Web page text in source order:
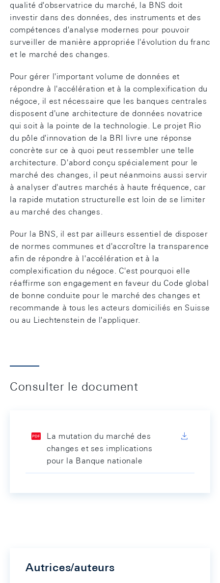
qualité d'observatrice du marché, la BNS doit
investir dans des données, des instruments et des
compétences d'analyse modernes pour pouvoir
surveiller de manière appropriée l'évolution du franc
et le marché des changes.
Pour gérer l'important volume de données et
répondre à l'accélération et à la complexification du
négoce, il est nécessaire que les banques centrales
disposent d'une architecture de données novatrice
qui soit à la pointe de la technologie. Le projet Rio
du pôle d'innovation de la BRI livre une réponse
concrète sur ce à quoi peut ressembler une telle
architecture. D'abord conçu spécialement pour le
marché des changes, il peut néanmoins aussi servir
à analyser d'autres marchés à haute fréquence, car
la rapide mutation structurelle est loin de se limiter
au marché des changes.
Pour la BNS, il est par ailleurs essentiel de disposer
de normes communes et d'accroître la transparence
afin de répondre à l'accélération et à la
complexification du négoce. C'est pourquoi elle
réaffirme son engagement en faveur du Code global
de bonne conduite pour le marché des changes et
recommande à tous les acteurs domiciliés en Suisse
ou au Liechtenstein de l'appliquer.
Consulter le document
La mutation du marché des
changes et ses implications
pour la Banque nationale
Autrices/auteurs